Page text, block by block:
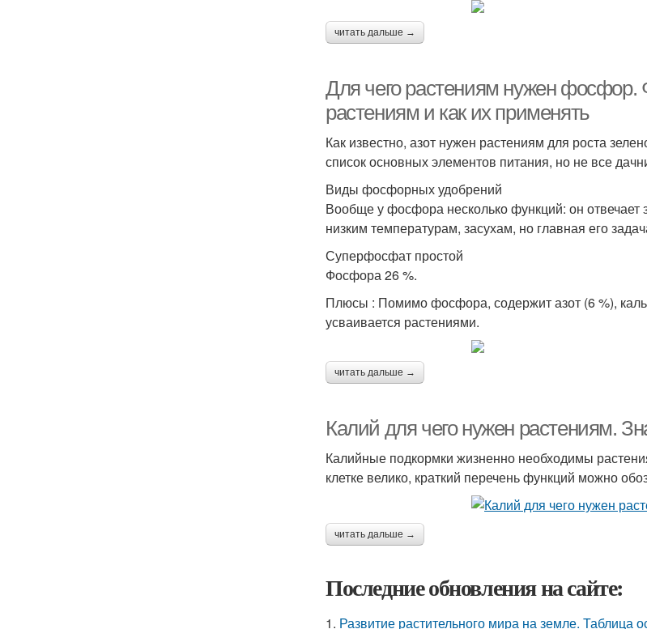
читать дальше →
Для чего растениям нужен
растениям и как их применять
Как известно, азот нужен растениям для роста
список основных элементов питания, но не все
Виды фосфорных удобрений
Вообще у фосфора несколько функций: он отвечает
низким температурам, засухам, но главная его
Суперфосфат простой
Фосфора 26 %.
Плюсы : Помимо фосфора, содержит азот (6 %),
усваивается растениями.
читать дальше →
Калий для чего нужен растениям.
Калийные подкормки жизненно необходимы
клетке велико, краткий перечень функций можно
читать дальше →
Последние обновления на сайте:
1. Развитие растительного мира на земле. Таблица